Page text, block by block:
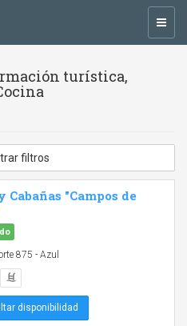
turística,
filtros
Cabañas "Campos de
875 - Azul
disponibilidad